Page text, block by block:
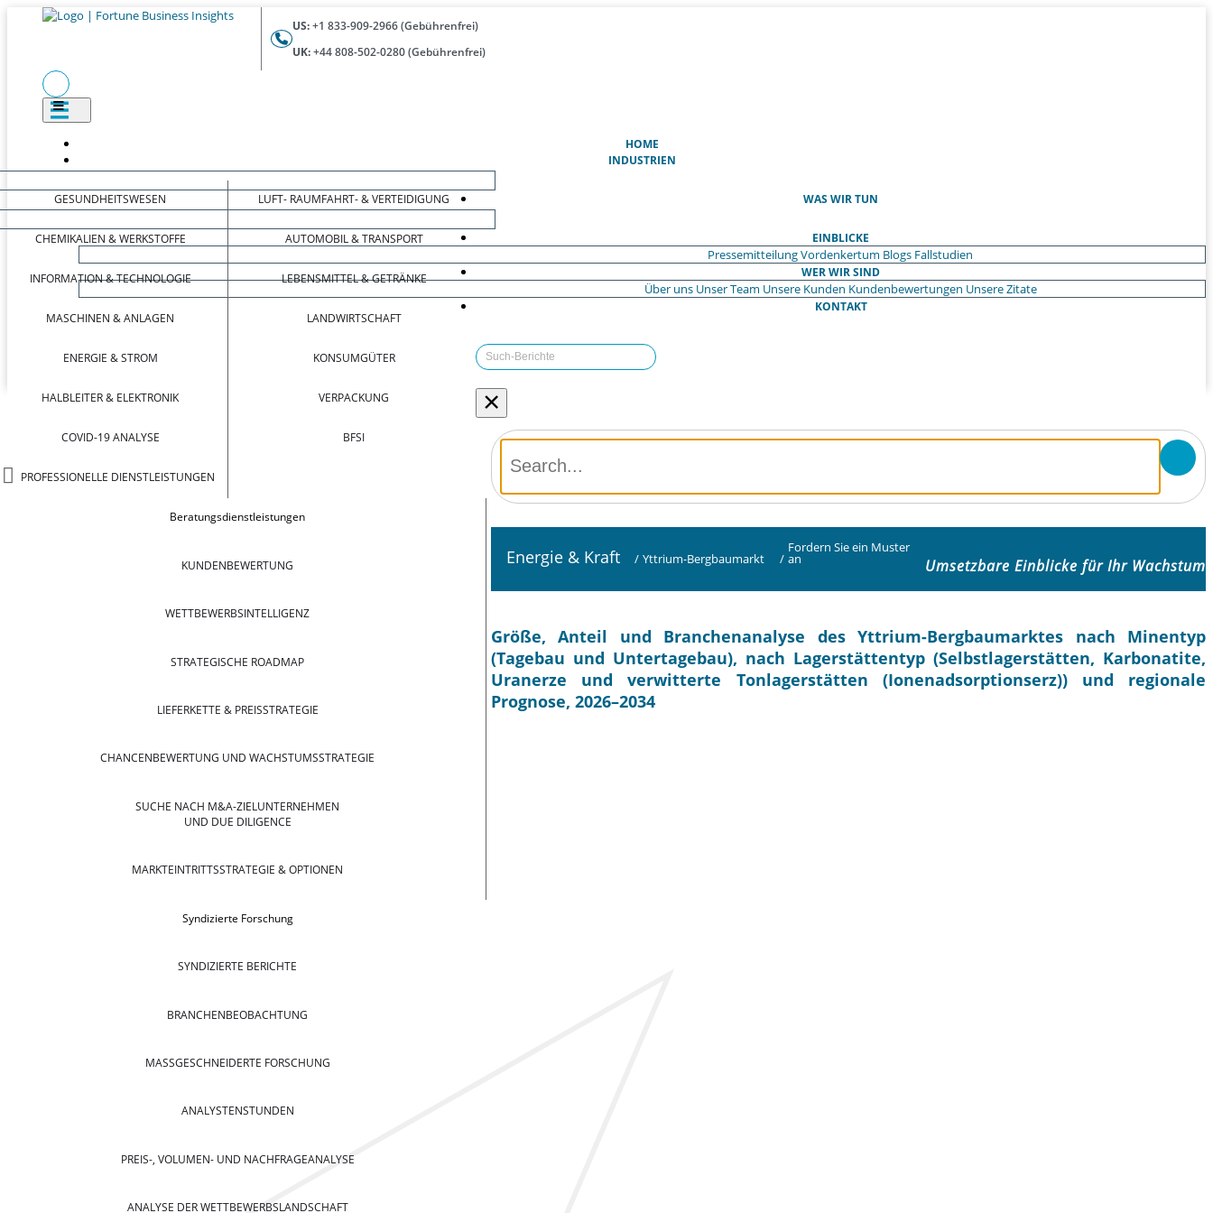
US:+1 833-909-2966 (Gebührenfrei)
UK:+44 808-502-0280 (Gebührenfrei)
HOME
INDUSTRIEN
GESUNDHEITSWESEN
CHEMIKALIEN & WERKSTOFFE
INFORMATION & TECHNOLOGIE
MASCHINEN & ANLAGEN
ENERGIE & STROM
HALBLEITER & ELEKTRONIK
COVID-19 ANALYSE
PROFESSIONELLE DIENSTLEISTUNGEN
LUFT- RAUMFAHRT- & VERTEIDIGUNG
AUTOMOBIL & TRANSPORT
LEBENSMITTEL & GETRÄNKE
LANDWIRTSCHAFT
KONSUMGÜTER
VERPACKUNG
BFSI
WAS WIR TUN
Beratungsdienstleistungen
KUNDENBEWERTUNG
WETTBEWERBSINTELLIGENZ
STRATEGISCHE ROADMAP
LIEFERKETTE & PREISSTRATEGIE
CHANCENBEWERTUNG UND WACHSTUMSSTRATEGIE
SUCHE NACH M&A-ZIELUNTERNEHMEN
UND DUE DILIGENCE
MARKTEINTRITTSSTRATEGIE & OPTIONEN
Syndizierte Forschung
SYNDIZIERTE BERICHTE
BRANCHENBEOBACHTUNG
MASSGESCHNEIDERTE FORSCHUNG
ANALYSTENSTUNDEN
PREIS-, VOLUMEN- UND NACHFRAGEANALYSE
ANALYSE DER WETTBEWERBSLANDSCHAFT
EINBLICKE
PressemitteilungVordenkertum Blogs Fallstudien
WER WIR SIND
Über uns Unser Team Unsere Kunden Kundenbewertungen Unsere Zitate
KONTAKT
×
Energie & Kraft / Yttrium-Bergbaumarkt /
Fordern Sie ein Muster
an Umsetzbare Einblicke für Ihr Wachstum
Größe, Anteil und Branchenanalyse des Yttrium-Bergbaumarktes nach Minentyp
(Tagebau und Untertagebau), nach Lagerstättentyp (Selbstlagerstätten, Karbonatite,
Uranerze und verwitterte Tonlagerstätten (Ionenadsorptionserz)) und regionale
Prognose, 2026–2034